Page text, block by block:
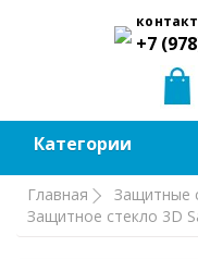
+7
Категории
Главная Защитные
Защитное стекло 3D